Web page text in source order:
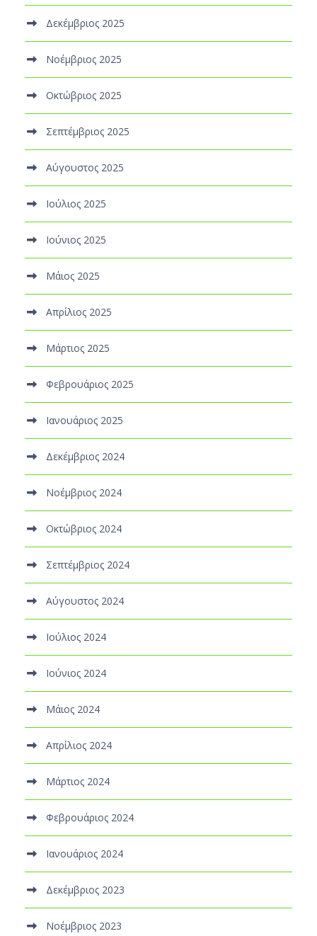
Δεκέμβριος 2025
Νοέμβριος 2025
Οκτώβριος 2025
Σεπτέμβριος 2025
Αύγουστος 2025
Ιούλιος 2025
Ιούνιος 2025
Μάιος 2025
Απρίλιος 2025
Μάρτιος 2025
Φεβρουάριος 2025
Ιανουάριος 2025
Δεκέμβριος 2024
Νοέμβριος 2024
Οκτώβριος 2024
Σεπτέμβριος 2024
Αύγουστος 2024
Ιούλιος 2024
Ιούνιος 2024
Μάιος 2024
Απρίλιος 2024
Μάρτιος 2024
Φεβρουάριος 2024
Ιανουάριος 2024
Δεκέμβριος 2023
Νοέμβριος 2023